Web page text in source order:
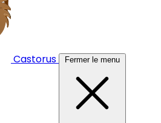
Castorus Fermer le menu